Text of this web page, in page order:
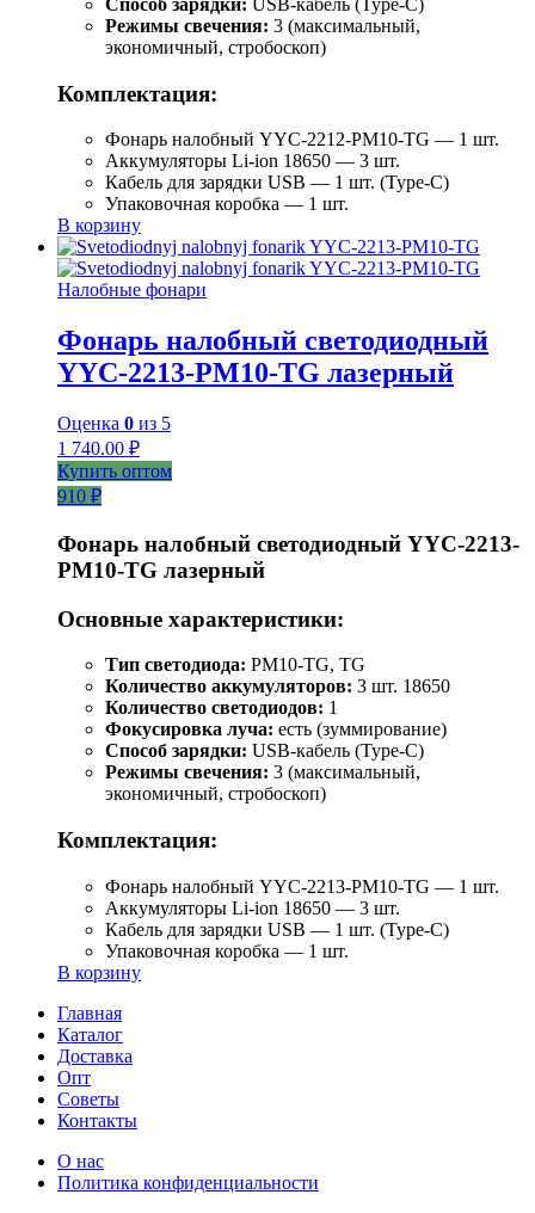
Способ зарядки: USB-кабель (Type-C)
Режимы свечения: 3 (максимальный,
экономичный, стробоскоп)
Комплектация:
Фонарь налобный YYC-2212-PM10-TG — 1 шт.
Аккумуляторы Li-ion 18650 — 3 шт.
Кабель для зарядки USB — 1 шт. (Type-C)
Упаковочная коробка — 1 шт.
В корзину
Налобные фонари
Фонарь налобный светодиодный
YYC-2213-PM10-TG лазерный
Оценка 0 из 5
1 740.00 ₽
Купить оптом
910 ₽
Фонарь налобный светодиодный YYC-2213-
PM10-TG лазерный
Основные характеристики:
Тип светодиода: PM10-TG, TG
Количество аккумуляторов: 3 шт. 18650
Количество светодиодов: 1
Фокусировка луча: есть (зуммирование)
Способ зарядки: USB-кабель (Type-C)
Режимы свечения: 3 (максимальный,
экономичный, стробоскоп)
Комплектация:
Фонарь налобный YYC-2213-PM10-TG — 1 шт.
Аккумуляторы Li-ion 18650 — 3 шт.
Кабель для зарядки USB — 1 шт. (Type-C)
Упаковочная коробка — 1 шт.
В корзину
Главная
Каталог
Доставка
Опт
Советы
Контакты
О нас
Политика конфиденциальности